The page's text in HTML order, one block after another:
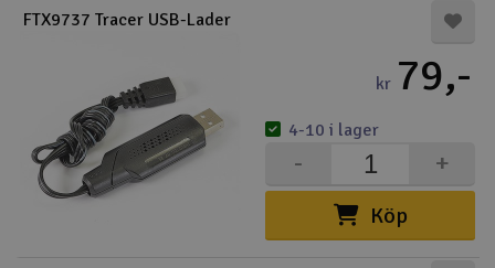
FTX9737 Tracer USB-Lader
kr 79,-
Köp
+
-
4-10 i lager